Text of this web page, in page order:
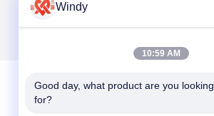
Windy
10:59 AM
Good day, what product are you looking
for?